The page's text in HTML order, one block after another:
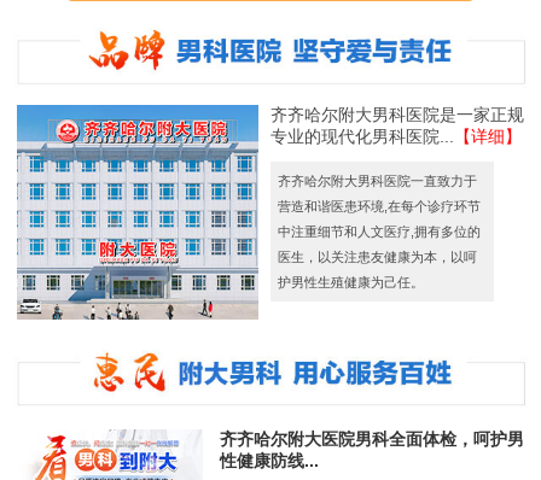
齐齐哈尔附大男科医院是一家正规
专业的现代化男科医院...
【详细】
齐齐哈尔附大男科医院一直致力于
营造和谐医患环境,在每个诊疗环节
中注重细节和人文医疗,拥有多位的
医生，以关注患友健康为本，以呵
护男性生殖健康为己任。
齐齐哈尔附大医院男科全面体检，呵护男
性健康防线...